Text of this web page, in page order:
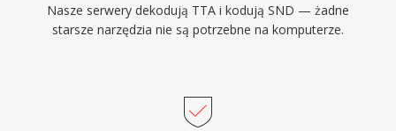
Nasze serwery dekodują TTA i kodują SND — żadne
starsze narzędzia nie są potrzebne na komputerze.